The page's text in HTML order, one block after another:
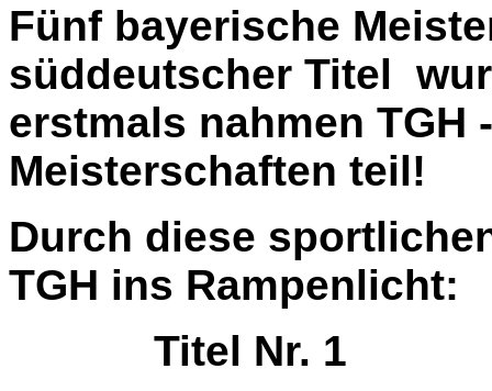
Fünf bayerische
süddeutscher Titel
erstmals nahmen TGH
Meisterschaften teil!
Durch diese
TGH ins Rampenlicht:
Titel Nr. 1